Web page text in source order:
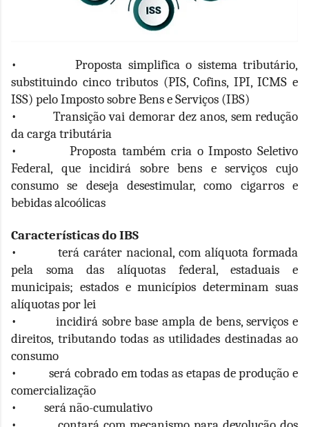
• Proposta simplifica o sistema tributário,
substituindo cinco tributos (PIS, Cofins, IPI, ICMS e
ISS) pelo Imposto sobre Bens e Serviços (IBS)
• Transição vai demorar dez anos, sem redução
da carga tributária
• Proposta também cria o Imposto Seletivo
Federal, que incidirá sobre bens e serviços cujo
consumo se deseja desestimular, como cigarros e
bebidas alcoólicas
Características do IBS
• terá caráter nacional, com alíquota formada
pela soma das alíquotas federal, estaduais e
municipais; estados e municípios determinam suas
alíquotas por lei
• incidirá sobre base ampla de bens, serviços e
direitos, tributando todas as utilidades destinadas ao
consumo
• será cobrado em todas as etapas de produção e
comercialização
• será não-cumulativo